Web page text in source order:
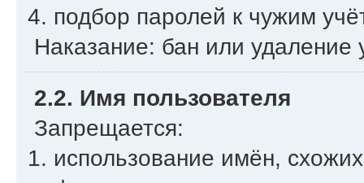
подбор паролей к чужим
Наказание: бан или удаление
2.2. Имя пользователя
Запрещается:
использование имён,